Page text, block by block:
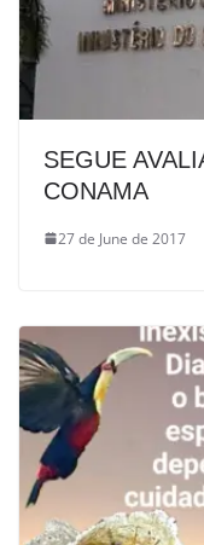
SEGUE
CONAMA
27 de June de 2017